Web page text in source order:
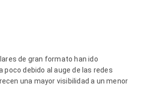
de gran formato han ido
poco debido al auge de las redes
una mayor visibilidad a un menor